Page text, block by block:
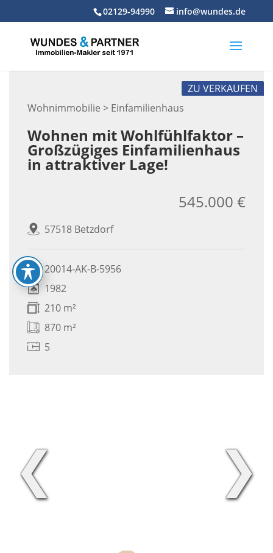
02129-94990 info@wundes.de
Wohnimmobilie > Einfamilienhaus
ZU VERKAUFEN
Wohnen mit Wohlfühlfaktor –
Großzügiges Einfamilienhaus
in attraktiver Lage!
57518 Betzdorf
545.000 €
20014-AK-B-5956
1982
210 m²
870 m²
5
❮ ❯